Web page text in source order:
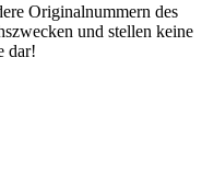
Originalnummern des
und stellen keine
dar!